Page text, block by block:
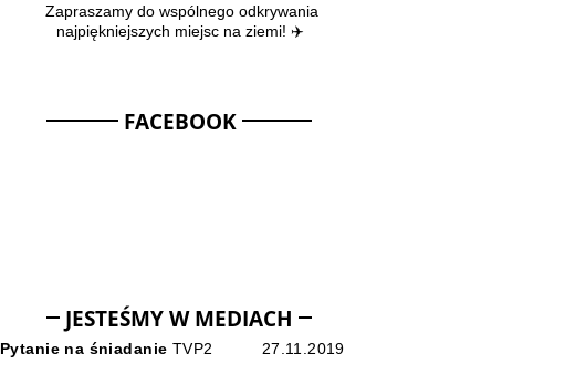
Zapraszamy do wspólnego odkrywania
najpiękniejszych miejsc na ziemi! ✈️
FACEBOOK
JESTEŚMY W MEDIACH
Pytanie na śniadanie TVP2 27.11.2019